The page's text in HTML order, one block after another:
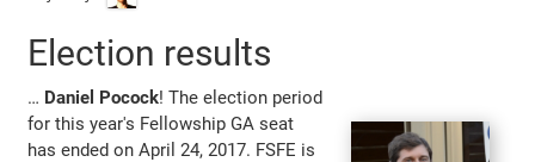
Election results
… Daniel Pocock! The election period
for this year's Fellowship GA seat
has ended on April 24, 2017. FSFE is